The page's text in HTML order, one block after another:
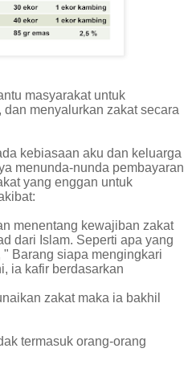
masyarakat untuk
menyalurkan zakat secara
kebiasaan aku dan keluarga
menunda-nunda pembayaran
yang enggan untuk
menentang kewajiban zakat
dari Islam. Seperti apa yang
Barang siapa mengingkari
ia kafir berdasarkan
zakat maka ia bakhil
termasuk orang-orang